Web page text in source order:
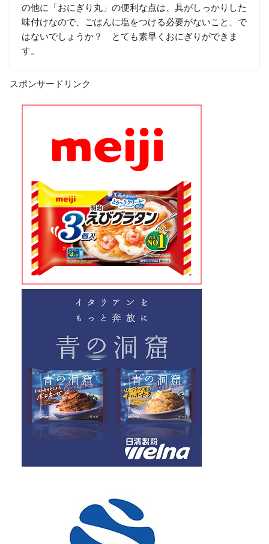
の他に「おにぎり丸」の便利な点は、具がしっかりした
味付けなので、ごはんに塩をつける必要がないこと、で
はないでしょうか？ とても素早くおにぎりができま
す。
スポンサードリンク